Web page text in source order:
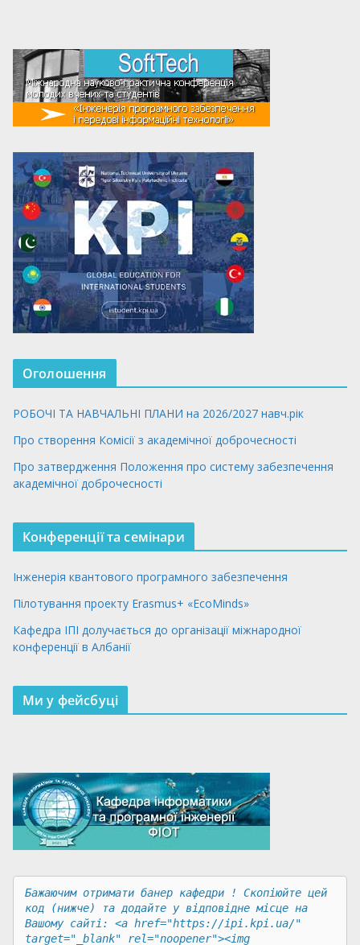
Оголошення
РОБОЧІ ТА НАВЧАЛЬНІ ПЛАНИ на 2026/2027 навч.рік
Про створення Комісії з академічної доброчесності
Про затвердження Положення про систему забезпечення
академічної доброчесності
Конференції та семінари
Інженерія квантового програмного забезпечення
Пілотування проекту Erasmus+ «EcoMinds»
Кафедра ІПІ долучається до організації міжнародної
конференції в Албанії
Ми у фейсбуці
Бажаючим отримати банер кафедри ! Скопіюйте цей
код (нижче) та додайте у відповідне місце на
Вашому сайті: <a href="https://ipi.kpi.ua/"
target="_blank" rel="noopener"><img